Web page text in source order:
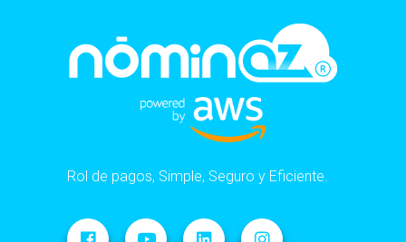
Rol de pagos, Simple, Seguro y Eficiente.